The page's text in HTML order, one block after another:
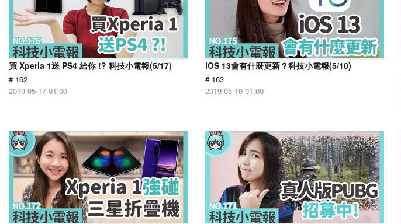
買 Xperia 1送 PS4 給你 !? 科技小電報(5/17)
# 162
2019-05-17 01:00
iOS 13會有什麼更新？科技小電報(5/10)
# 163
2019-05-10 01:00